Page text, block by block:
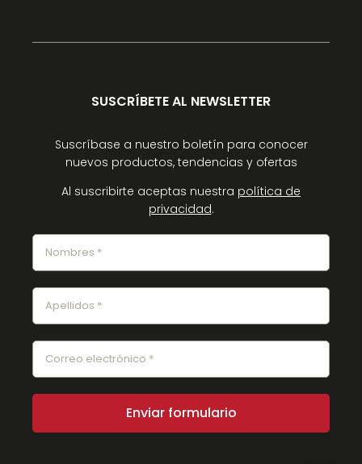
SUSCRÍBETE AL NEWSLETTER
Suscríbase a nuestro boletín para conocer
nuevos productos, tendencias y ofertas
Al suscribirte aceptas nuestra política de
privacidad.